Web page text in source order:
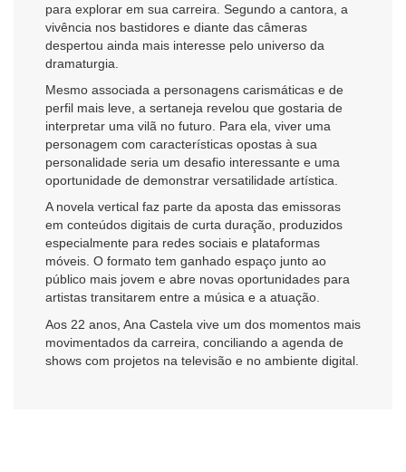
para explorar em sua carreira. Segundo a cantora, a
vivência nos bastidores e diante das câmeras
despertou ainda mais interesse pelo universo da
dramaturgia.
Mesmo associada a personagens carismáticas e de
perfil mais leve, a sertaneja revelou que gostaria de
interpretar uma vilã no futuro. Para ela, viver uma
personagem com características opostas à sua
personalidade seria um desafio interessante e uma
oportunidade de demonstrar versatilidade artística.
A novela vertical faz parte da aposta das emissoras
em conteúdos digitais de curta duração, produzidos
especialmente para redes sociais e plataformas
móveis. O formato tem ganhado espaço junto ao
público mais jovem e abre novas oportunidades para
artistas transitarem entre a música e a atuação.
Aos 22 anos, Ana Castela vive um dos momentos mais
movimentados da carreira, conciliando a agenda de
shows com projetos na televisão e no ambiente digital.